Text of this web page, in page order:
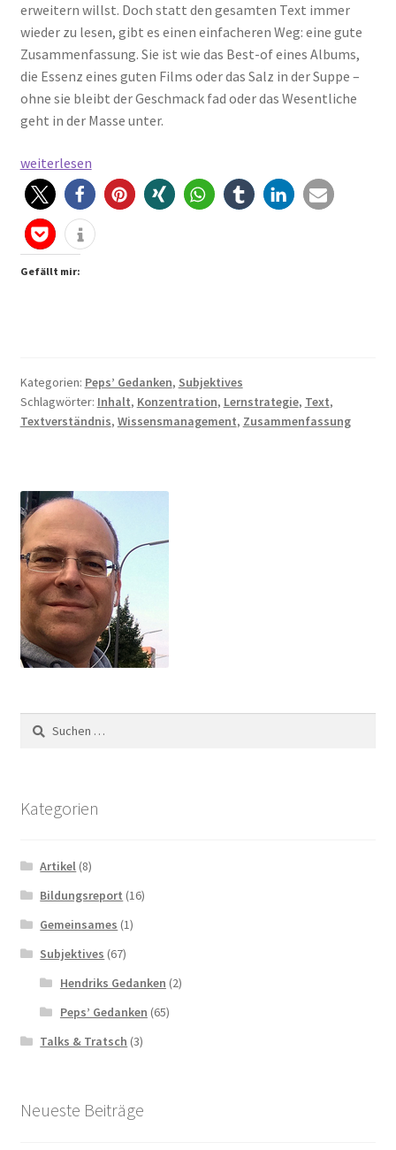
erweitern willst. Doch statt den gesamten Text immer
wieder zu lesen, gibt es einen einfacheren Weg: eine gute
Zusammenfassung. Sie ist wie das Best-of eines Albums,
die Essenz eines guten Films oder das Salz in der Suppe –
ohne sie bleibt der Geschmack fad oder das Wesentliche
geht in der Masse unter.
Die
Kunst
der
Zusammenfassung:
Warum
weniger
weiterlesen
Gefällt mir:
Kategorien: Peps’ Gedanken, Subjektives
Schlagwörter: Inhalt, Konzentration, Lernstrategie, Text,
Textverständnis, Wissensmanagement, Zusammenfassung
Suchen
nach:
Kategorien
Artikel (8)
Bildungsreport (16)
Gemeinsames (1)
Subjektives (67)
Hendriks Gedanken (2)
Peps’ Gedanken (65)
Talks & Tratsch (3)
Neueste Beiträge